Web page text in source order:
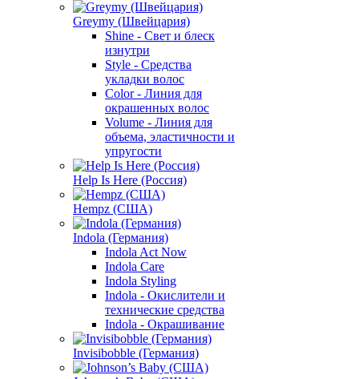
Greymy (Швейцария)
Shine - Свет и блеск
изнутри
Style - Средства
укладки волос
Color - Линия для
окрашенных волос
Volume - Линия для
объема, эластичности и
упругости
Help Is Here (Россия)
Hempz (США)
Indola (Германия)
Indola Act Now
Indola Care
Indola Styling
Indola - Окислители и
технические средства
Indola - Окрашивание
Invisibobble (Германия)